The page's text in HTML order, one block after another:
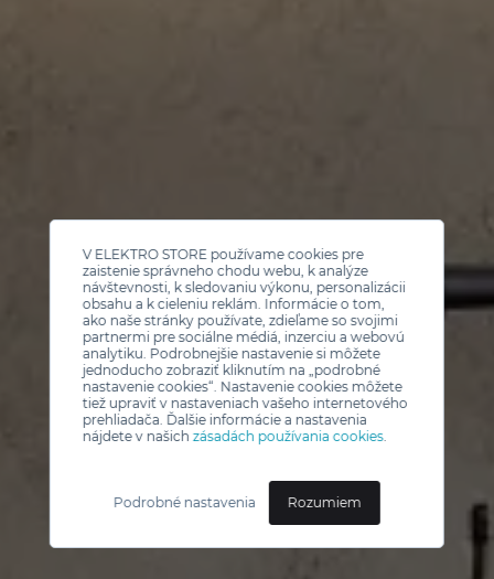
V ELEKTRO STORE používame cookies pre
zaistenie správneho chodu webu, k analýze
návštevnosti, k sledovaniu výkonu, personalizácii
obsahu a k cieleniu reklám. Informácie o tom,
ako naše stránky používate, zdieľame so svojimi
partnermi pre sociálne médiá, inzerciu a webovú
analytiku. Podrobnejšie nastavenie si môžete
jednoducho zobraziť kliknutím na „podrobné
nastavenie cookies“. Nastavenie cookies môžete
tiež upraviť v nastaveniach vašeho internetového
prehliadača. Ďalšie informácie a nastavenia
nájdete v našich zásadách používania cookies.
Podrobné nastavenia Rozumiem